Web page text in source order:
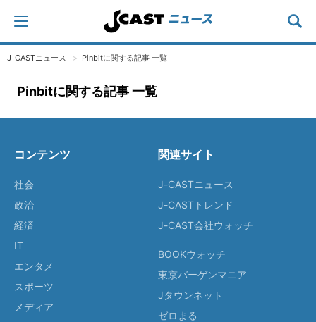
J-CASTニュース Pinbitに関する記事 一覧
Pinbitに関する記事 一覧
コンテンツ
社会
政治
経済
IT
エンタメ
スポーツ
メディア
関連サイト
J-CASTニュース
J-CASTトレンド
J-CAST会社ウォッチ
BOOKウォッチ
東京バーゲンマニア
Jタウンネット
ゼロまる